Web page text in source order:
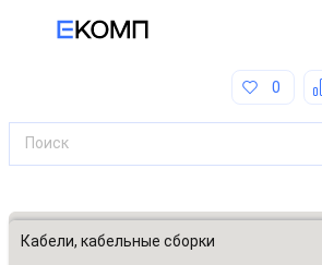
0
Все категории
Кабели, кабельные сборки